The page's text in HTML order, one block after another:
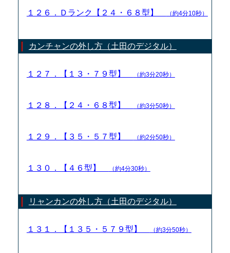
１２６．Ｄランク【２４・６８型】 （約4分10秒）
カンチャンの外し方（土田のデジタル）
１２７．【１３・７９型】 （約3分20秒）
１２８．【２４・６８型】 （約3分50秒）
１２９．【３５・５７型】 （約2分50秒）
１３０．【４６型】 （約4分30秒）
リャンカンの外し方（土田のデジタル）
１３１．【１３５・５７９型】 （約3分50秒）